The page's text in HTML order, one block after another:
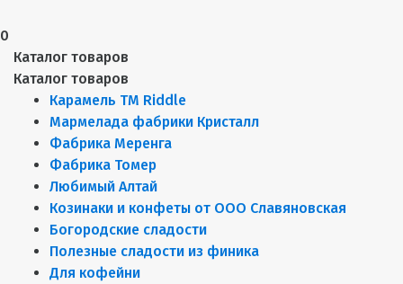
0
Каталог товаров
Каталог товаров
Карамель ТМ Riddle
Мармелада фабрики Кристалл
Фабрика Меренга
Фабрика Томер
Любимый Алтай
Козинаки и конфеты от ООО Славяновская
Богородские сладости
Полезные сладости из финика
Для кофейни